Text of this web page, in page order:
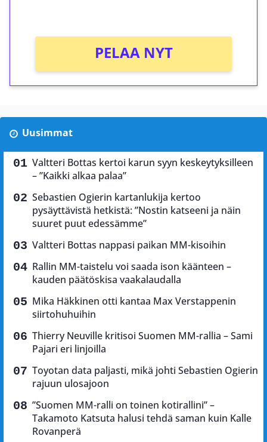
PELAA NYT
Uusimmat
Valtteri Bottas kertoi karun syyn keskeytyksilleen
– ”Kaikki alkaa palaa”
Sebastien Ogierin kartanlukija kertoo
pysäyttävistä hetkistä: ”Nostin katseeni ja näin
suuret puut edessämme”
Valtteri Bottas nappasi paikan MM-kisoihin
Rallin MM-taistelu voi saada ison käänteen –
kauden päätöskisa vaakalaudalla
Mika Häkkinen otti kantaa Max Verstappenin
siirtohuhuihin
Thierry Neuville kritisoi Suomen MM-rallia – Sami
Pajari eri linjoilla
Toyotan data paljasti, mikä johti Sebastien Ogierin
rajuun ulosajoon
”Suomen MM-ralli on toinen kotirallini” –
Takamoto Katsuta halusi tehdä saman kuin Kalle
Rovanperä